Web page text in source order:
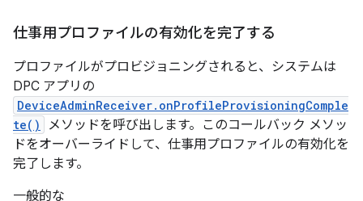
仕事用プロファイルの有効化を完了する
プロファイルがプロビジョニングされると、システムは
DPC アプリの
DeviceAdminReceiver.onProfileProvisioningComple
te()
メソッドを呼び出します。このコールバック メソッ
ドをオーバーライドして、仕事用プロファイルの有効化を
完了します。
一般的な